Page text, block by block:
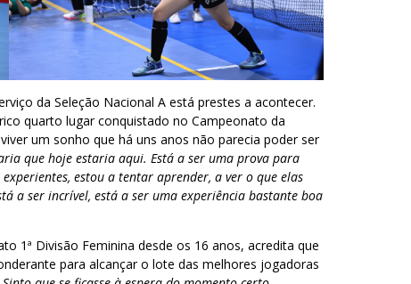
da Seleção Nacional A está prestes a acontecer.
quarto lugar conquistado no Campeonato da
um sonho que há uns anos não parecia poder ser
que hoje estaria aqui. Está a ser uma prova para
estou a tentar aprender, a ver o que elas
a ser incrível, está a ser uma experiência bastante boa
1ª Divisão Feminina desde os 16 anos, acredita que
para alcançar o lote das melhores jogadoras